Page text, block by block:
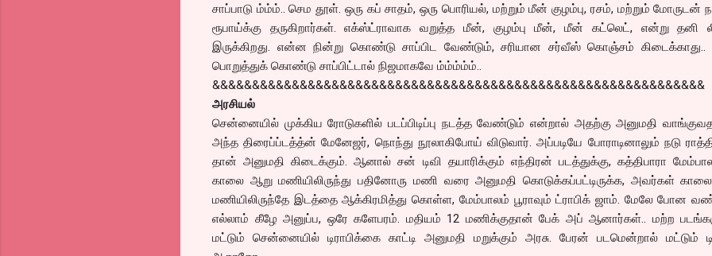
சாப்பாடு ம்ம்ம்.. செம தூள். ஒரு கப் சாதம், ஒரு பொரியல், மற்றும் மீன் குழம்பு, ரசம், மற்றும் மோருடன்
ரூபாய்க்கு தருகிறார்கள். எக்ஸ்ட்ராவாக வறுத்த மீன், குழம்பு மீன், மீன் கட்லெட், என்று தனி
இருக்கிறது. என்ன நின்று கொண்டு சாப்பிட வேண்டும், சரியான சர்வீஸ் கொஞ்சம்
பொறுத்துக் கொண்டு சாப்பிட்டால் நிஜமாகவே ம்ம்ம்ம்ம்..
&&&&&&&&&&&&&&&&&&&&&&&&&&&&&&&&&&&&&&&&&&&&&&&&&&&&&&&&&&&&&&
அரசியல்
சென்னையில் முக்கிய ரோடுகளில் படப்பிடிப்பு நடத்த வேண்டும் என்றால் அதற்கு அனுமதி
அந்த திரைப்ப்டத்த்ன் மேனேஜர், நொந்து நூலாகிபோய் விடுவார். அப்படியே போராடினாலும் நடு
தான் அனுமதி கிடைக்கும். ஆனால் சன் டிவி தயாரிக்கும் எந்திரன் படத்துக்கு, கத்திபாரா
காலை ஆறு மணியிலிருந்து பதினோரு மணி வரை அனுமதி கொடுக்கப்பட்டிருக்க, அவர்கள் காலை
மணியிலிருந்தே இடத்தை ஆக்கிரமித்து கொள்ள, மேம்பாலம் பூராவும் ட்ராபிக் ஜாம். மேலே போன
எல்லாம் கீழே அனுப்ப, ஒரே களேபரம். மதியம் 12 மணிக்குதான் பேக் அப் ஆனார்கள்.. மற்ற
மட்டும் சென்னையில் டிராபிக்கை காட்டி அனுமதி மறுக்கும் அரசு. பேரன் படமென்றால் மட்டும்